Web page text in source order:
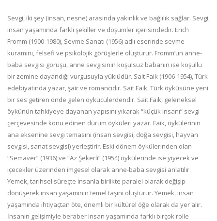
Sevgi, iki şey (insan, nesne) arasında yakınlık ve bağlılık sağlar. Sevgi,
insan yaşamında farklı şekiller ve döşümler içerisindedir. Erich
Fromm (1900-1980), Sevme Sanatı (1956) adlı eserinde sevme
kuramını, felsefi ve psikolojik görüşlerle oluşturur. Fromm’un anne-
baba sevgisi görüşü, anne sevgisinin koşulsuz babanın ise koşullu
bir zemine dayandığı vurgusuyla yüklüdür. Sait Faik (1906-1954), Türk
edebiyatında yazar, şair ve romancıdır. Sait Faik, Türk öyküsüne yeni
bir ses getiren önde gelen öykücülerdendir. Sait Faik, geleneksel
öykünün tahkiyeye dayanan yapısını yıkarak “küçük insanı” sevgi
çerçevesinde konu edinen durum öyküleri yazar. Faik, öykülerinin
ana eksenine sevgi temasını (insan sevgisi, doğa sevgisi, hayvan
sevgisi, sanat sevgisi) yerleştirir. Eski dönem öykülerinden olan
“Semaver” (1936) ve “Az Şekerli” (1954) öykülerinde ise yiyecek ve
içecekler üzerinden imgesel olarak anne-baba sevgisi anlatılır.
Yemek, tarihsel süreçte insanla birlikte paralel olarak değişip
dönüşerek insan yaşamının temel taşını oluşturur. Yemek, insan
yaşamında ihtiyaçtan öte, önemli bir kültürel öğe olarak da yer alır.
İnsanın gelişimiyle beraber insan yaşamında farklı birçok rolle